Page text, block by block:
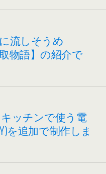
流しそうめ
物語】の紹介で
ッチンで使う電
を追加で制作しま